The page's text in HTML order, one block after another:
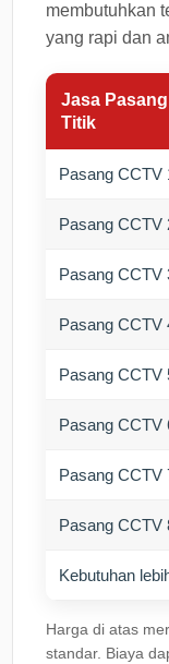
membutuhkan
yang rapi dan
Jasa
Titik
Pasang CCTV
Pasang CCTV
Pasang CCTV
Pasang CCTV
Pasang CCTV
Pasang CCTV
Pasang CCTV
Pasang CCTV
Kebutuhan
Harga di atas
standar. Biaya